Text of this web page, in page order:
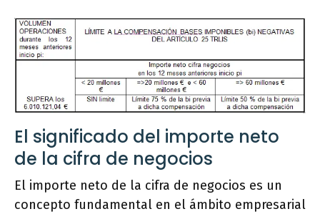
El significado del importe neto
de la cifra de negocios
El importe neto de la cifra de negocios es un
concepto fundamental en el ámbito empresarial